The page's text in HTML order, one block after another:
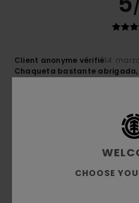
Client anonyme vérifié14.
Chaqueta bastante
Recomiendo este producto
5
CHOOSE